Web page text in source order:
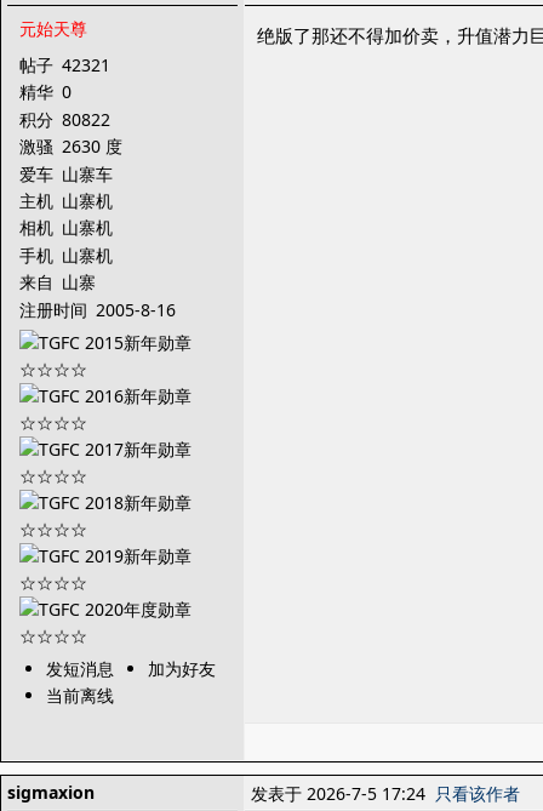
元始天尊
帖子 42321
精华 0
积分 80822
激骚 2630 度
爱车 山寨车
主机 山寨机
相机 山寨机
手机 山寨机
来自 山寨
注册时间 2005-8-16
发短消息
加为好友
当前离线
绝版了那还不得加价卖，升值潜力
sigmaxion
发表于 2026-7-5 17:24 只看该作者